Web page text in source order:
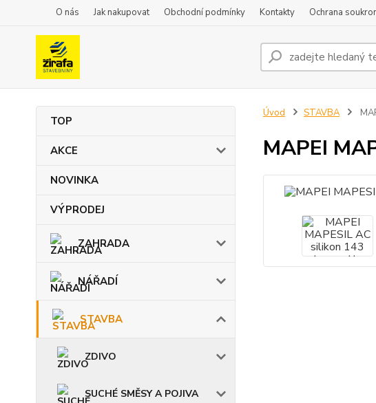
O nás Jak nakupovat Obchodní podmínky Kontakty Ochrana
TOP
AKCE
NOVINKA
VÝPRODEJ
ZAHRADA
NÁŘADÍ
STAVBA
ZDIVO
SUCHÉ SMĚSY A POJIVA
Úvod STAVBA
MAPEI